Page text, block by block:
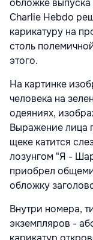
обложке выпуска
Charlie Hebdo
карикатуру на
столь
этого.
На картинке
человека на
одеяниях,
Выражение лица
щеке катится
лозунгом "Я -
приобрел
обложку
Внутри номера,
экземпляров -